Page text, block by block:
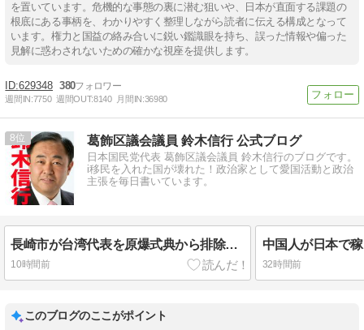
を置いています。危機的な事態の裏に潜む狙いや、日本が直面する課題の
根底にある事柄を、わかりやすく整理しながら読者に伝える構成となって
います。権力と国益の絡み合いに鋭い鑑識眼を持ち、誤った情報や偏った
見解に惑わされないための確かな視座を提供します。
629348 380
週間IN:7750 週間OUT:8140 月間IN:36980
8 葛飾区議会議員 鈴木信行 公式ブログ
日本国民党代表 葛飾区議会議員 鈴木信行のブログです。
i移民を入れた国が壊れた！政治家として愛国活動と政治
主張を毎日書いています。
長崎市が台湾代表を原爆式典から排除？台湾激怒！民主国家を国際機関扱い？#葛飾区
10時間前 32時間前
このブログのここがポイント